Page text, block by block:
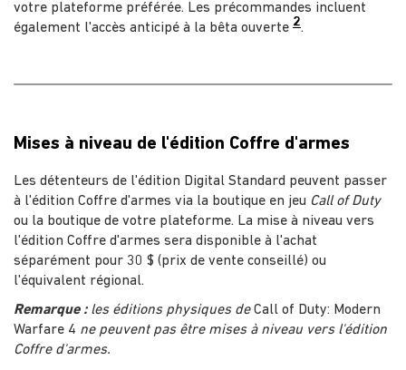
votre plateforme préférée. Les précommandes incluent
également l'accès anticipé à la bêta ouverte 2.
Mises à niveau de l'édition Coffre d'armes
Les détenteurs de l'édition Digital Standard peuvent passer
à l'édition Coffre d'armes via la boutique en jeu Call of Duty
ou la boutique de votre plateforme. La mise à niveau vers
l'édition Coffre d'armes sera disponible à l'achat
séparément pour 30 $ (prix de vente conseillé) ou
l'équivalent régional.
Remarque : les éditions physiques deCall of Duty: Modern
Warfare 4 ne peuvent pas être mises à niveau vers l'édition
Coffre d'armes.